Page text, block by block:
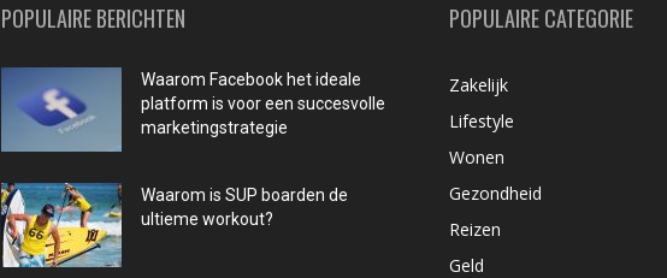
POPULAIRE BERICHTEN
Waarom Facebook het ideale
platform is voor een succesvolle
marketingstrategie
Waarom is SUP boarden de
ultieme workout?
POPULAIRE CATEGORIE
Zakelijk
Lifestyle
Wonen
Gezondheid
Reizen
Geld